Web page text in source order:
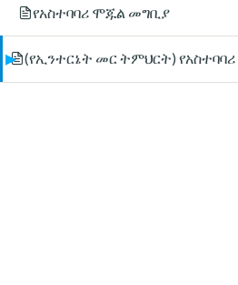
የአስተባባሪ ሞጁል መግቢያ
(የኢንተርኔት መር ትምህርት)